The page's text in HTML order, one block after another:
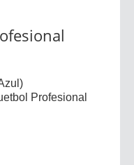
Profesional